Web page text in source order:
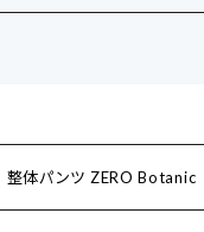
整体パンツ ZERO Botanic